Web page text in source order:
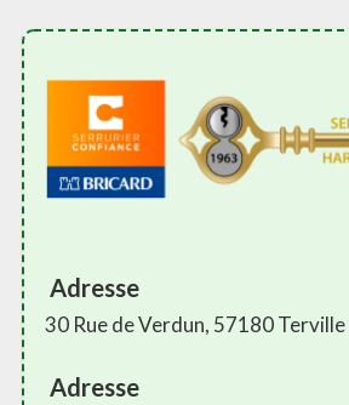
Adresse
30 Rue de Verdun, 57180 Terville
Adresse